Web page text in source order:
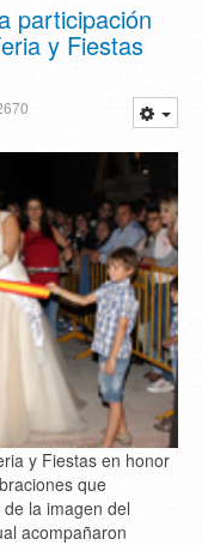
participación
y Fiestas
y Fiestas en honor
que
la imagen del
acompañaron